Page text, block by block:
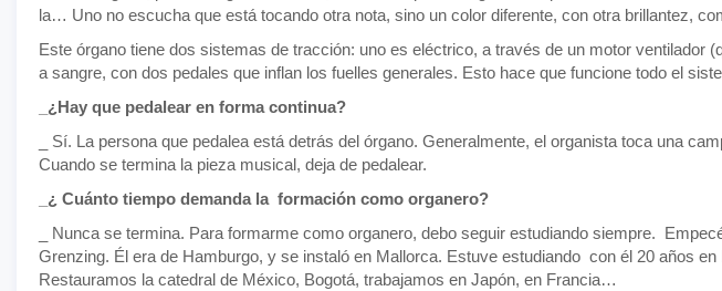
la… Uno no escucha que está tocando otra nota, sino un color diferente, con otra brillantez,
Este órgano tiene dos sistemas de tracción: uno es eléctrico, a través de un motor ventilador
a sangre, con dos pedales que inflan los fuelles generales. Esto hace que funcione todo el
_¿Hay que pedalear en forma continua?
_ Sí. La persona que pedalea está detrás del órgano. Generalmente, el organista toca una
Cuando se termina la pieza musical, deja de pedalear.
_¿ Cuánto tiempo demanda la formación como organero?
_ Nunca se termina. Para formarme como organero, debo seguir estudiando siempre.
Grenzing. Él era de Hamburgo, y se instaló en Mallorca. Estuve estudiando con él 20 años
Restauramos la catedral de México, Bogotá, trabajamos en Japón, en Francia…